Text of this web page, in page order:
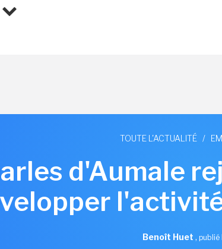
TOUTE L'ACTUALITÉ /
d'Aumale
Benoît Huet , publié